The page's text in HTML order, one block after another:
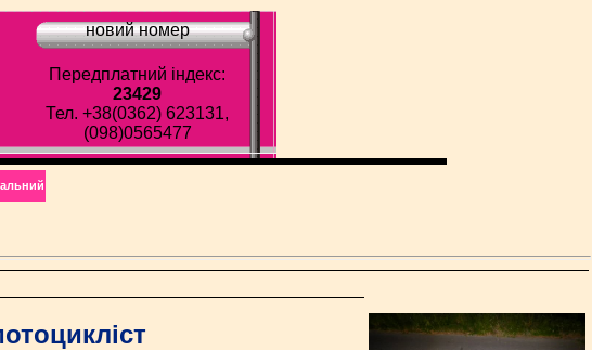
новий номер
Передплатний індекс:
23429
Тел. +38(0362) 623131,
(098)0565477